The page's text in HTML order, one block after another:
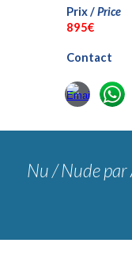
Prix /Price
895€
Contact
Nu/ Nudepar